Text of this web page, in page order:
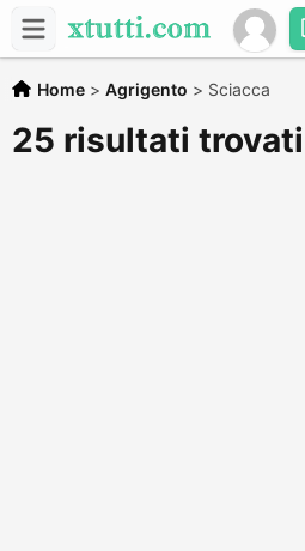
Home > Agrigento > Sciacca
25 risultati